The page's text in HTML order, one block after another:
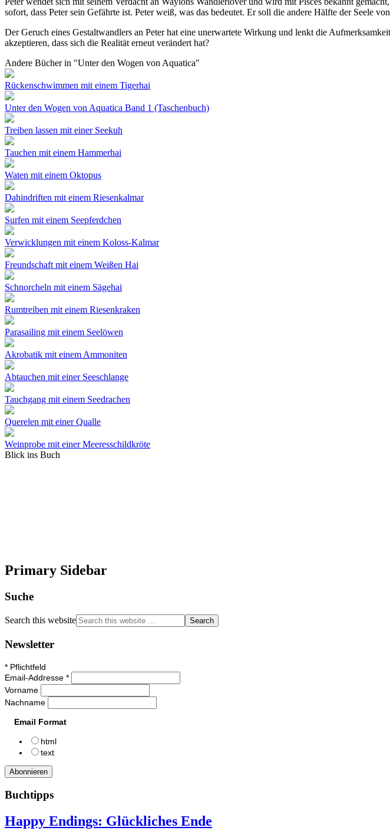
sofort, dass Peter sein Gefährte ist. Peter weiß, was das bedeutet. Er soll die andere Hälfte der Seele
Der Geruch eines Gestaltwandlers an Peter hat eine unerwartete Wirkung und lenkt die
akzeptieren, dass sich die Realität erneut verändert hat?
Andere Bücher in "Unter den Wogen von Aquatica"
Rückenschwimmen mit einem Tigerhai
Unter den Wogen von Aquatica Band 1 (Taschenbuch)
Treiben lassen mit einer Seekuh
Tauchen mit einem Hammerhai
Waten mit einem Oktopus
Dahindriften mit einem Riesenkalmar
Surfen mit einem Seepferdchen
Verwicklungen mit einem Koloss-Kalmar
Freundschaft mit einem Weißen Hai
Schnorcheln mit einem Sägehai
Rumtreiben mit einem Riesenkraken
Parasailing mit einem Seelöwen
Akrobatik mit einem Ammoniten
Abtauchen mit einer Seeschlange
Tauchgang mit einem Seedrachen
Querelen mit einer Qualle
Weinprobe mit einer Meeresschildkröte
Blick ins Buch
Primary Sidebar
Suche
Search this website
Newsletter
* Pflichtfeld
Email-Addresse *
Vorname
Nachname
Email Format
html
text
Buchtipps
Happy Endings: Glückliches Ende